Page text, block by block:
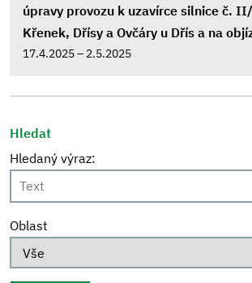
úpravy provozu k uzavírce silnice č.
Křenek, Dřísy a Ovčáry u Dřís a na
17.4.2025 – 2.5.2025
Hledat
Hledaný výraz:
Oblast